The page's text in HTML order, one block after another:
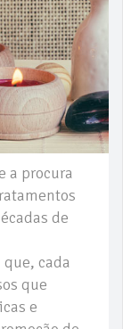
a procura
de
cada
que
e